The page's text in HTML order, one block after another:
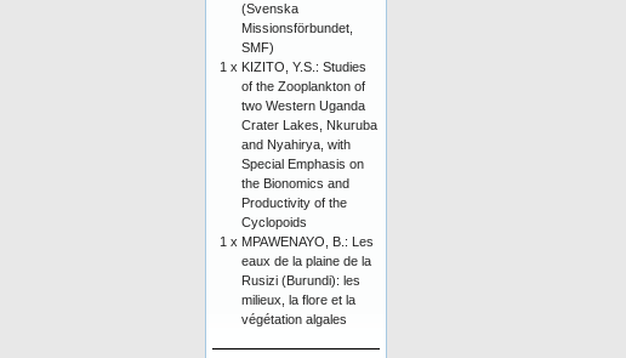
(Svenska
Missionsförbundet,
SMF)
1 x KIZITO, Y.S.: Studies
of the Zooplankton of
two Western Uganda
Crater Lakes, Nkuruba
and Nyahirya, with
Special Emphasis on
the Bionomics and
Productivity of the
Cyclopoids
1 x MPAWENAYO, B.: Les
eaux de la plaine de la
Rusizi (Burundi): les
milieux, la flore et la
végétation algales